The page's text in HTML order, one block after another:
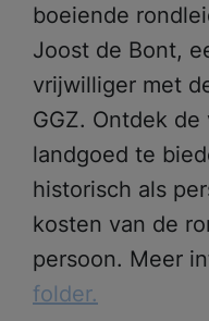
boeiende
Joost de Bont,
vrijwilliger met
GGZ. Ontdek
landgoed te
historisch als
kosten van de
persoon. Meer
folder.